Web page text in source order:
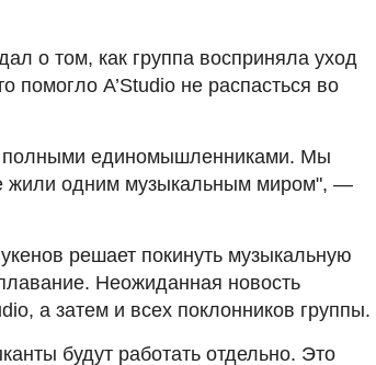
о том, как группа восприняла уход
помогло A’Studio не распасться во
единомышленниками. Мы
жили одним музыкальным миром", —
решает покинуть музыкальную
Неожиданная новость
а затем и всех поклонников группы.
будут работать отдельно. Это